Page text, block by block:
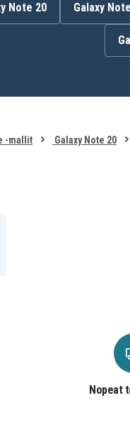
Note 20 Galaxy
-mallit Galaxy Note 20
Nopeat